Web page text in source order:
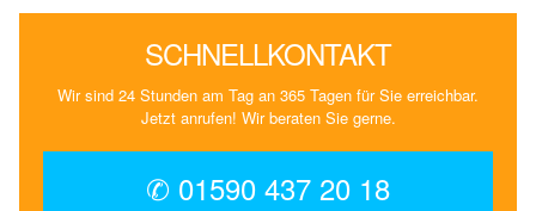
SCHNELLKONTAKT
Wir sind 24 Stunden am Tag an 365 Tagen für Sie erreichbar.
Jetzt anrufen! Wir beraten Sie gerne.
✆ 01590 437 20 18